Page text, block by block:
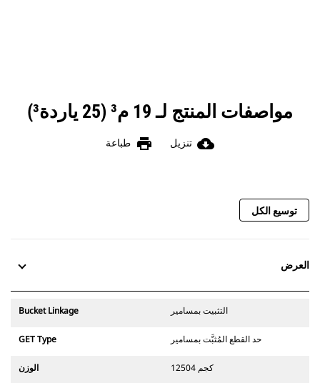
مواصفات المنتج لـ 19 م³ (25 ياردة³)
cloud_download تنزيل print طباعة
توسيع الكل
العرض
Bucket Linkage التثبيت بمسامير
GET Type حد القطع المُثبَّت بمسامير
الوزن 12504 كجم